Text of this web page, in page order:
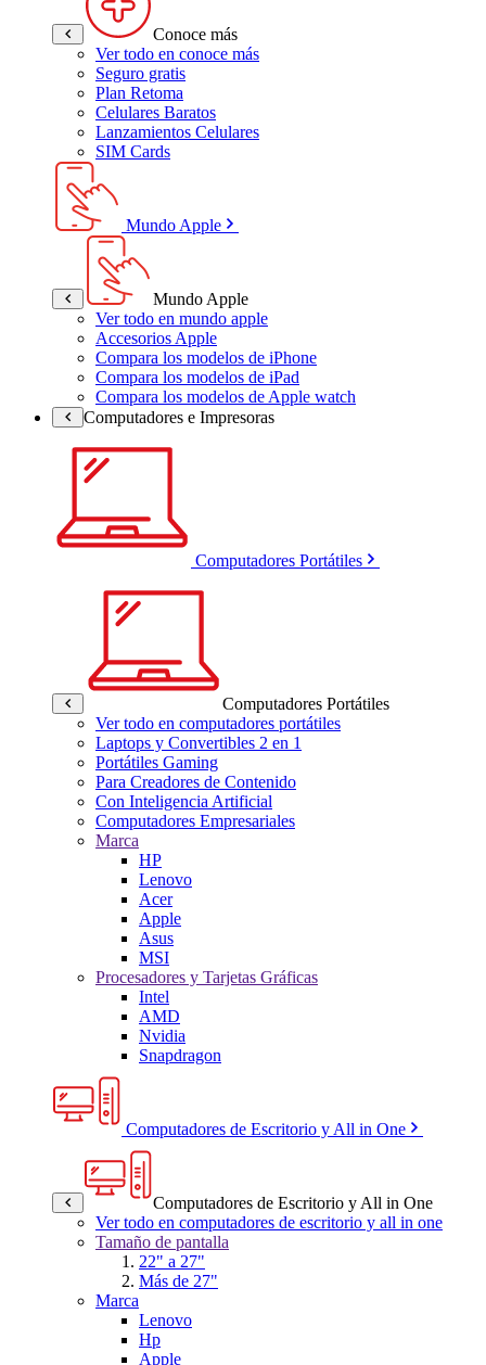
Conoce más
Ver todo en conoce más
Seguro gratis
Plan Retoma
Celulares Baratos
Lanzamientos Celulares
SIM Cards
Mundo Apple
Mundo Apple
Ver todo en mundo apple
Accesorios Apple
Compara los modelos de iPhone
Compara los modelos de iPad
Compara los modelos de Apple watch
Computadores e Impresoras
Computadores Portátiles
Computadores Portátiles
Ver todo en computadores portátiles
Laptops y Convertibles 2 en 1
Portátiles Gaming
Para Creadores de Contenido
Con Inteligencia Artificial
Computadores Empresariales
Marca
HP
Lenovo
Acer
Apple
Asus
MSI
Procesadores y Tarjetas Gráficas
Intel
AMD
Nvidia
Snapdragon
Computadores de Escritorio y All in One
Computadores de Escritorio y All in One
Ver todo en computadores de escritorio y all in one
Tamaño de pantalla
22" a 27"
Más de 27"
Marca
Lenovo
Hp
Apple